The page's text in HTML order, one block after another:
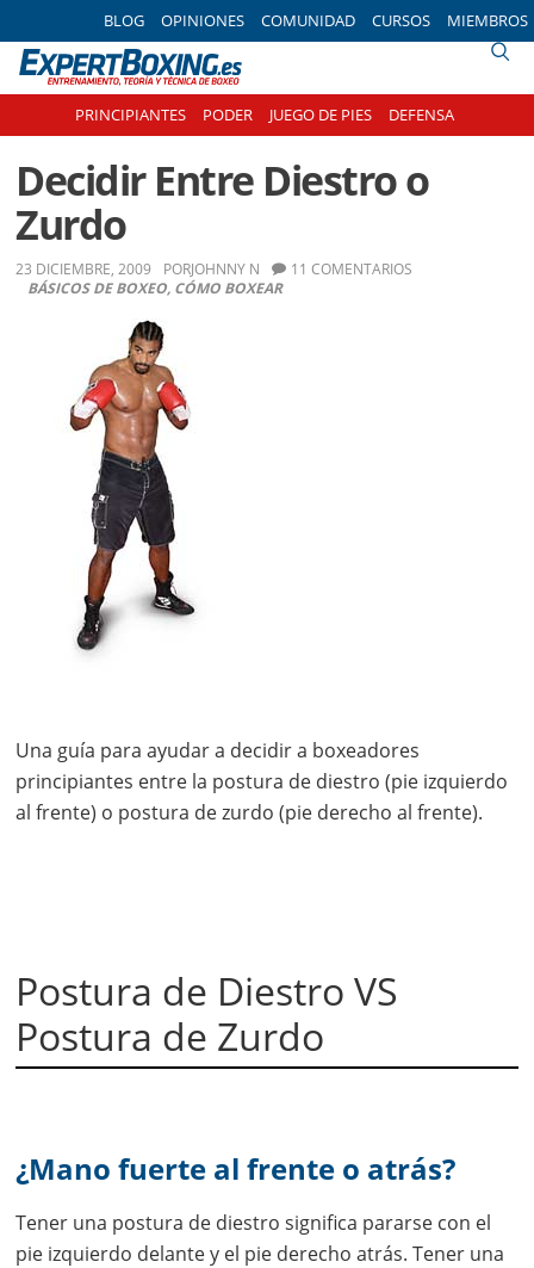
to
primary
navigation
to
main
to
primary
to
footer
BLOG OPINIONES COMUNIDAD CURSOS MIEMBROS
PRINCIPIANTES PODER JUEGO DE PIES DEFENSA
Decidir Entre Diestro o
Zurdo
23 DICIEMBRE, 2009 PORJOHNNY N
BÁSICOS DE BOXEO, CÓMO BOXEAR
11 COMENTARIOS
Una guía para ayudar a decidir a boxeadores
principiantes entre la postura de diestro (pie izquierdo
al frente) o postura de zurdo (pie derecho al frente).
Postura de Diestro VS
Postura de Zurdo
¿Mano fuerte al frente o atrás?
Tener una postura de diestro significa pararse con el
pie izquierdo delante y el pie derecho atrás. Tener una